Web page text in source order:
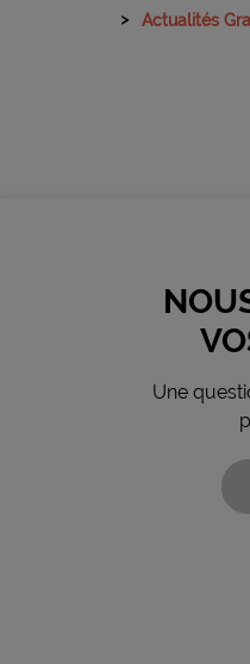
Actualités
Une